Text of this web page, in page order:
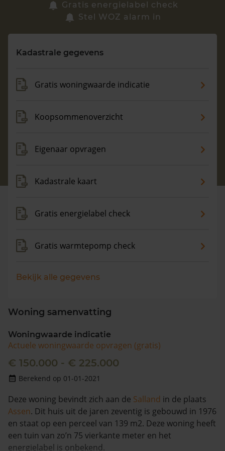
Zoek een woning
Maandag t/m vrijdag - 08:00 -18:00
Gratis energielabel check
Stel WOZ alarm in
Kadastrale gegevens
Gratis woningwaarde indicatie
Koopsommenoverzicht
Eigenaar opvragen
Kadastrale kaart
Gratis energielabel check
Gratis warmtepomp check
Bekijk alle gegevens
Woning samenvatting
Woningwaarde indicatie
Actuele woningwaarde opvragen (gratis)
€ 150.000 - € 225.000
Berekend op 01-01-2021
Deze woning bevindt zich aan de Salland in de plaats
Assen. Dit huis uit de jaren zeventig is gebouwd in 1976
en staat op een perceel van 139 m2. Deze woning heeft
een tuin van zo’n 75 vierkante meter en het
energielabel is onbekend.